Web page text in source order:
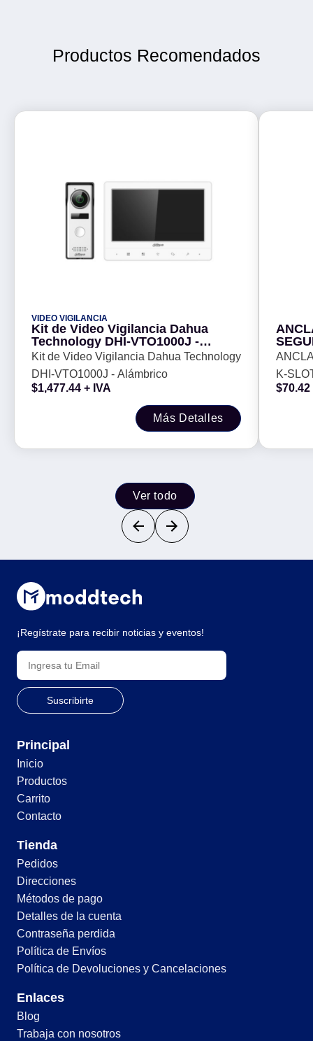
Productos Recomendados
VIDEO VIGILANCIA
Kit de Video Vigilancia Dahua
Technology DHI-VTO1000J -
Alámbrico
Kit de Video Vigilancia Dahua Technology
DHI-VTO1000J - Alámbrico
$1,477.44 + IVA
Más Detalles
C/
K-
$70.42
Ver todo
¡Regístrate para recibir noticias y eventos!
Principal
Inicio
Productos
Carrito
Contacto
Tienda
Pedidos
Direcciones
Métodos de pago
Detalles de la cuenta
Contraseña perdida
Política de Envíos
Política de Devoluciones y Cancelaciones
Enlaces
Blog
Trabaja con nosotros